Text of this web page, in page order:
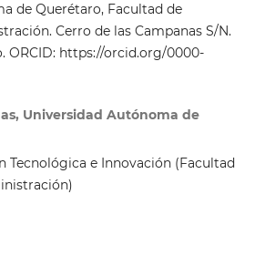
de Querétaro, Facultad de
Cerro de las Campanas S/N.
ORCID: https://orcid.org/0000-
Universidad Autónoma de
Tecnológica e Innovación (Facultad